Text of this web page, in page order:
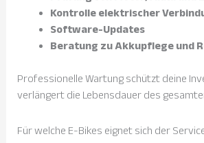
Kontrolle elektrischer
Software-Updates
Beratung zu Akkupflege und
Professionelle Wartung schützt deine
verlängert die Lebensdauer des
Für welche E-Bikes eignet sich der